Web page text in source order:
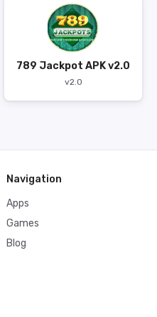
789 Jackpot APK v2.0
v2.0
Navigation
Apps
Games
Blog